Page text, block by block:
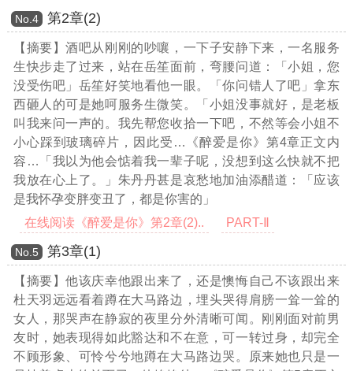
Νο.4 第2章(2)
【摘要】酒吧从刚刚的吵嚷，一下子安静下来，一名服务
生快步走了过来，站在岳笙面前，弯腰问道：「小姐，您
没受伤吧」岳笙好笑地看他一眼。「你问错人了吧」拿东
西砸人的可是她呵服务生微笑。「小姐没事就好，是老板
叫我来问一声的。我先帮您收拾一下吧，不然等会小姐不
小心踩到玻璃碎片，因此受 …《醉爱是你》第4章正文内
容… 「我以为他会惦着我一辈子呢，没想到这么快就不把
我放在心上了。」朱丹丹甚是哀愁地加油添醋道：「应该
是我怀孕变胖变丑了，都是你害的」
在线阅读《醉爱是你》第2章(2)..
PART-Ⅱ
Νο.5 第3章(1)
【摘要】他该庆幸他跟出来了，还是懊悔自己不该跟出来
杜天羽远远看着蹲在大马路边，埋头哭得肩膀一耸一耸的
女人，那哭声在静寂的夜里分外清晰可闻。刚刚面对前男
友时，她表现得如此豁达和不在意，可一转过身，却完全
不顾形象、可怜兮兮地蹲在大马路边哭。原来她也只是一